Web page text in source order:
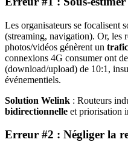
Les organisateurs se focalisent
(streaming, navigation). Or, les
photos/vidéos génèrent un
connexions 4G consumer ont
(download/upload) de 10:1,
événementiels.
Solution Welink : Routeurs
bidirectionnelle et priorisation
Erreur #2 : Négliger la